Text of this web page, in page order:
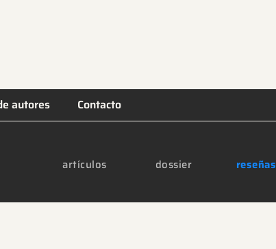
autores Contacto
artículos dossier reseñas